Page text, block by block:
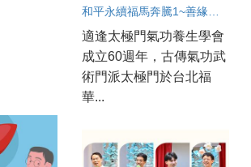
適逢太極門氣功養生學會
成立60週年，古傳氣功武
術門派太極門於台北福
華...